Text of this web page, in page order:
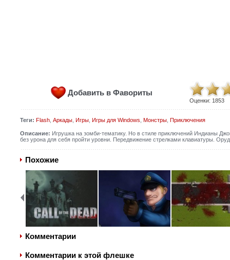
Добавить в Фавориты
Оценки: 1853
Теги: Flash, Аркады, Игры, Игры для Windows Монстры, Приключения
Описание: Игрушка на зомби-тематику. Но в стиле приключений Индианы
без урона для себя пройти уровни. Передвижение стрелками клавиатуры.
Похожие
Комментарии
Комментарии к этой флешке